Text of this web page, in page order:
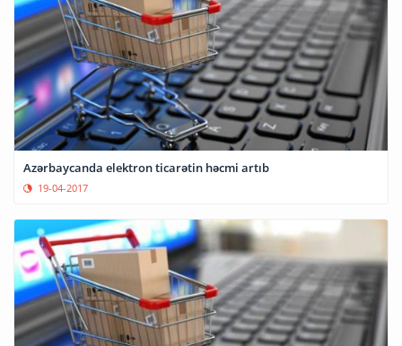
Azərbaycanda elektron ticarətin həcmi artıb
19-04-2017